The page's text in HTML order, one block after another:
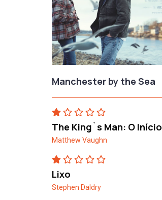
Manchester by the Sea
The King`s Man: O Início
Matthew Vaughn
Lixo
Stephen Daldry